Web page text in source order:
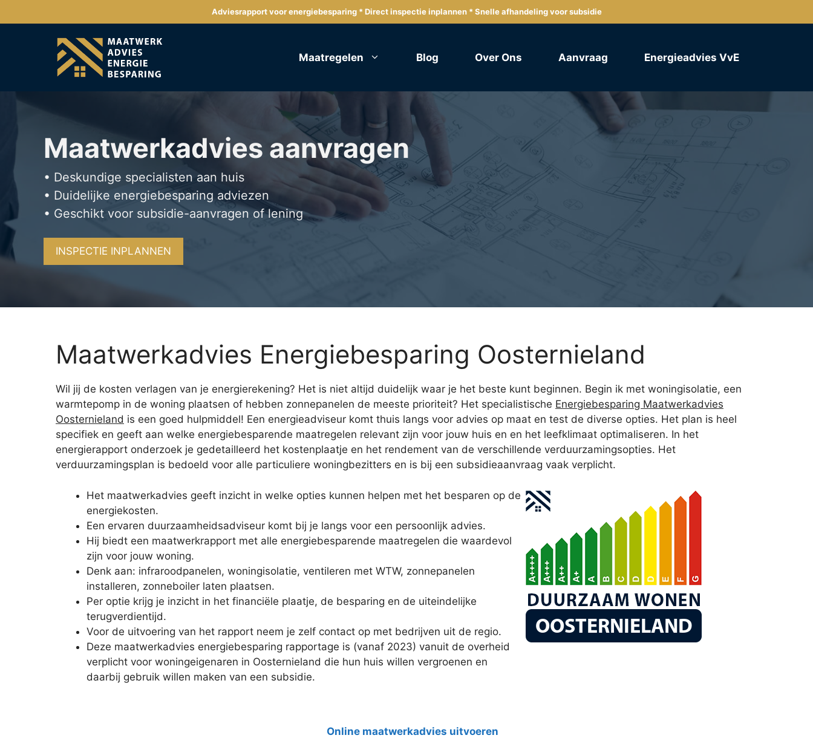
naar
Adviesrapport voor energiebesparing * Direct inspectie inplannen * Snelle afhandeling voor subsidie
Maatregelen Blog Over Ons Aanvraag Energieadvies VvE
Maatwerkadvies aanvragen
• Deskundige specialisten aan huis
• Duidelijke energiebesparing adviezen
• Geschikt voor subsidie-aanvragen of lening
INSPECTIE INPLANNEN
Maatwerkadvies Energiebesparing Oosternieland
Wil jij de kosten verlagen van je energierekening? Het is niet altijd duidelijk waar je het beste kunt beginnen. Begin ik met woningisolatie, een
warmtepomp in de woning plaatsen of hebben zonnepanelen de meeste prioriteit? Het specialistische Energiebesparing Maatwerkadvies
Oosternieland is een goed hulpmiddel! Een energieadviseur komt thuis langs voor advies op maat en test de diverse opties. Het plan is heel
specifiek en geeft aan welke energiebesparende maatregelen relevant zijn voor jouw huis en en het leefklimaat optimaliseren. In het
energierapport onderzoek je gedetailleerd het kostenplaatje en het rendement van de verschillende verduurzamingsopties. Het
verduurzamingsplan is bedoeld voor alle particuliere woningbezitters en is bij een subsidieaanvraag vaak verplicht.
Het maatwerkadvies geeft inzicht in welke opties kunnen helpen met het besparen op de
energiekosten.
Een ervaren duurzaamheidsadviseur komt bij je langs voor een persoonlijk advies.
Hij biedt een maatwerkrapport met alle energiebesparende maatregelen die waardevol
zijn voor jouw woning.
Denk aan: infraroodpanelen, woningisolatie, ventileren met WTW, zonnepanelen
installeren, zonneboiler laten plaatsen.
Per optie krijg je inzicht in het financiële plaatje, de besparing en de uiteindelijke
terugverdientijd.
Voor de uitvoering van het rapport neem je zelf contact op met bedrijven uit de regio.
Deze maatwerkadvies energiebesparing rapportage is (vanaf 2023) vanuit de overheid
verplicht voor woningeigenaren in Oosternieland die hun huis willen vergroenen en
daarbij gebruik willen maken van een subsidie.
Online maatwerkadvies uitvoeren